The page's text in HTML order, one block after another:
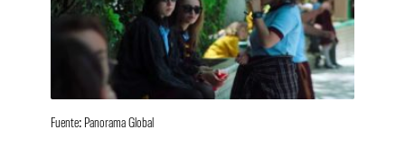
Fuente: Panorama Global